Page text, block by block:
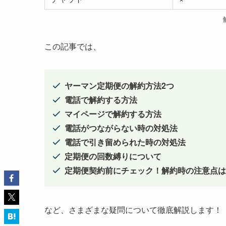
この記事では、
ヤーマン定期便の解約方法2つ
電話で解約する方法
マイページで解約する方法
電話がつながらない時の対処法
電話で引き留められた時の対処法
定期便の回数縛りについて
定期便契約前にチェック！解約時の注意点
など、さまざまな疑問について徹底解説します！